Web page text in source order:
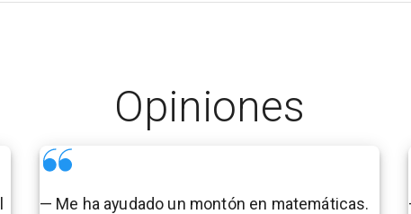
Opiniones
— Me ha ayudado un montón en matemáticas.